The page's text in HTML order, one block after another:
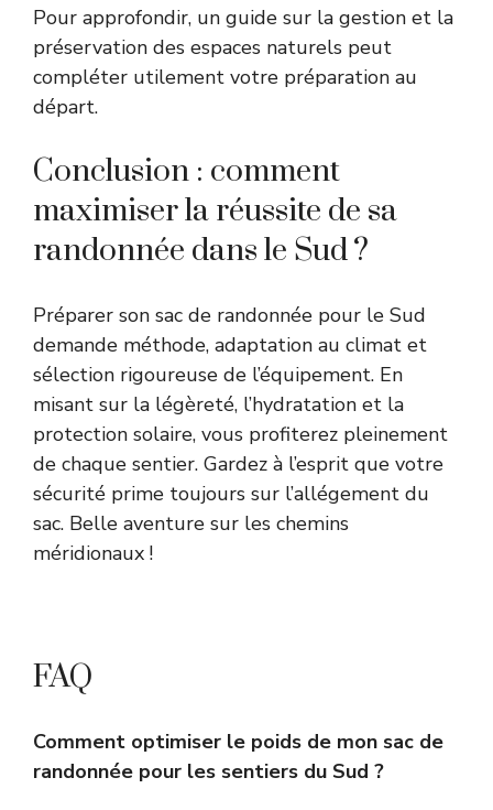
Pour approfondir, un guide sur la gestion et la
préservation des espaces naturels peut
compléter utilement votre préparation au
départ.
Conclusion : comment
maximiser la réussite de sa
randonnée dans le Sud ?
Préparer son sac de randonnée pour le Sud
demande méthode, adaptation au climat et
sélection rigoureuse de l’équipement. En
misant sur la légèreté, l’hydratation et la
protection solaire, vous profiterez pleinement
de chaque sentier. Gardez à l’esprit que votre
sécurité prime toujours sur l’allégement du
sac. Belle aventure sur les chemins
méridionaux !
FAQ
Comment optimiser le poids de mon sac de
randonnée pour les sentiers du Sud ?